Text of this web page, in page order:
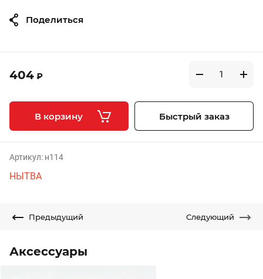
404 ₽
В корзину Быстрый заказ
Артикул: н114
НЫТВА
Поделиться
Предыдущий Следующий
Аксессуары